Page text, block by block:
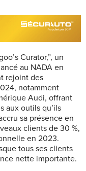
Curator,”, un
au NADA en
rejoint des
notamment
Audi, offrant
aux outils qu’ils
sa présence en
clients de 30 %,
en 2023.
tous ses clients
nette importante.